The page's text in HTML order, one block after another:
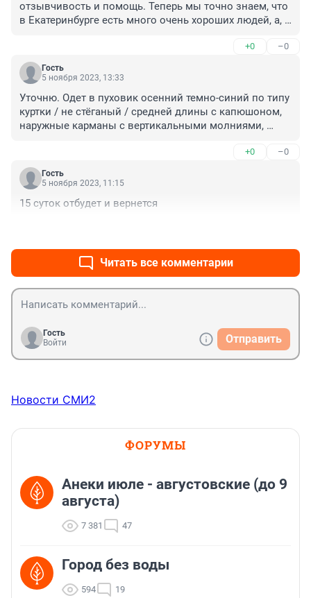
отзывчивость и помощь. Теперь мы точно знаем, что
в Екатеринбурге есть много очень хороших людей, а,
попавшему в трудную ситуацию совершенно чужому
человеку, с которым случайно разговорился на улице,
как к родному брату. Ему низкий поклон. Также,
и особенно их сотруднице Юлии, которая вместе с
Иваном помогла парню уехать домой и
контролировала весь процесс вплоть до того, как
+0 –0
Гость
5 ноября 2023, 13:33
Уточню. Одет в пуховик осенний темно-синий по типу
куртки / не стёганый / средней длины с капюшоном,
наружные карманы с вертикальными молниями,
голубым / такого же цвета "липучки" на рукавах в
районе запястий /; шарф длинный с разноцветными
тонкими продольными полосками; спортивная
кожаные полуботинки осенние по типу кроссовок на
+0 –0
Гость
5 ноября 2023, 11:15
15 суток отбудет и вернется
Читать все комментарии
Гость
Войти
Отправить
Новости СМИ2
ФОРУМЫ
Анеки июле - августовские (до 9
августа)
7 381 47
Город без воды
594 19